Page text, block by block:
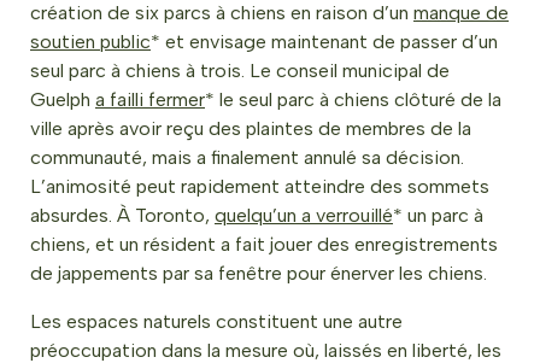
création de six parcs à chiens en raison d’un manque de
soutien public* et envisage maintenant de passer d’un
seul parc à chiens à trois. Le conseil municipal de
Guelph a failli fermer* le seul parc à chiens clôturé de la
ville après avoir reçu des plaintes de membres de la
communauté, mais a finalement annulé sa décision.
L’animosité peut rapidement atteindre des sommets
absurdes. À Toronto, quelqu’un a verrouillé* un parc à
chiens, et un résident a fait jouer des enregistrements
de jappements par sa fenêtre pour énerver les chiens.
Les espaces naturels constituent une autre
préoccupation dans la mesure où, laissés en liberté, les